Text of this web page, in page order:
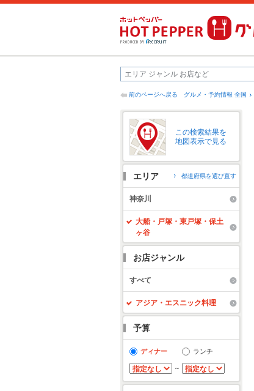
前のページへ戻る グルメ・予約情報 全国
この検索結果を
地図表示で見る
エリア 都道府県を選び直す
神奈川
大船・戸塚・東戸塚・保土
ヶ谷
お店ジャンル
すべて
アジア・エスニック料理
予算
ディナー ランチ
～